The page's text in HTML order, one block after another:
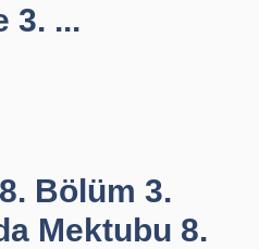
3. ...
Bölüm 3.
Mektubu 8.